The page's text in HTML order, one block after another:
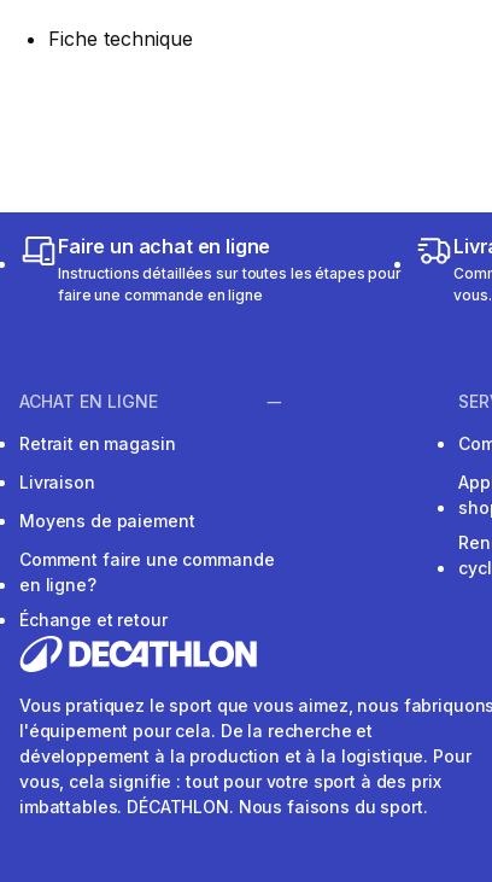
Fiche technique
Faire un achat en ligne
Instructions détaillées sur toutes les étapes pour
faire une commande en ligne
vous.
ACHAT EN LIGNE
Retrait en magasin
Livraison
Moyens de paiement
Comment faire une commande
en ligne?
Échange et retour
Vous pratiquez le sport que vous aimez, nous fabriquons
l'équipement pour cela. De la recherche et
développement à la production et à la logistique. Pour
vous, cela signifie : tout pour votre sport à des prix
imbattables. DÉCATHLON. Nous faisons du sport.